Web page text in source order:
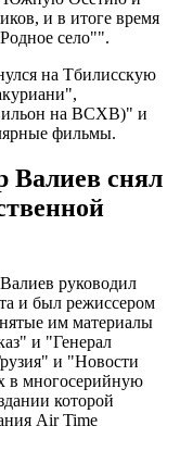
и в итоге время
село"".
на Тбилисскую
на ВСХВ)" и
фильмы.
снял
руководил
и был режиссером
им материалы
и "Генерал
и "Новости
в многосерийную
которой
Air Time